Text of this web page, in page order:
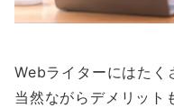
Webライターにはたく
当然ながらデメリット